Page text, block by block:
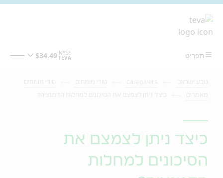
כיצד ניתן לצמצם את
הסיכונים למחלות